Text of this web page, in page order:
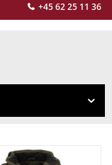
+45 62 25 11 36